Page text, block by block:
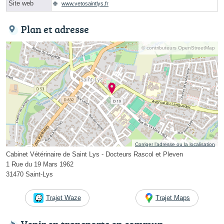
Site web www.vetosaintlys.fr
Plan et adresse
© contributeurs OpenStreetMap
Corriger l’adresse ou la localisation
Cabinet Vétérinaire de Saint Lys - Docteurs Rascol et Pleven
1 Rue du 19 Mars 1962
31470 Saint-Lys
Trajet Waze Trajet Maps